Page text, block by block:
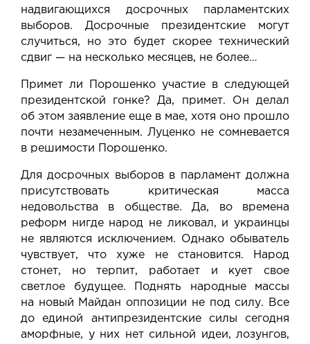
надвигающихся досрочных парламентских
выборов. Досрочные президентские могут
случиться, но это будет скорее технический
сдвиг — на несколько месяцев, не более…
Примет ли Порошенко участие в следующей
президентской гонке? Да, примет. Он делал
об этом заявление еще в мае, хотя оно прошло
почти незамеченным. Луценко не сомневается
в решимости Порошенко.
Для досрочных выборов в парламент должна
присутствовать критическая масса
недовольства в обществе. Да, во времена
реформ нигде народ не ликовал, и украинцы
не являются исключением. Однако обыватель
чувствует, что хуже не становится. Народ
стонет, но терпит, работает и кует свое
светлое будущее. Поднять народные массы
на новый Майдан оппозиции не под силу. Все
до единой антипрезидентские силы сегодня
аморфные, у них нет сильной идеи, лозунгов,